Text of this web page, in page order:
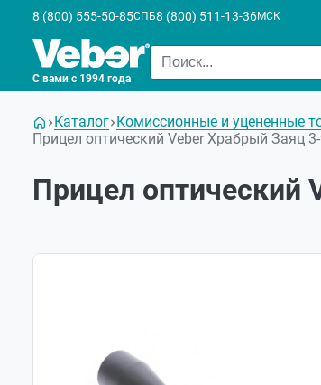
8 (800) 555-50-85СПБ8 (800) 511-13-36МСК
С вами с 1994 года
Каталог Комиссионные и уцененные
Прицел оптический Veber Храбрый Заяц
Прицел оптический